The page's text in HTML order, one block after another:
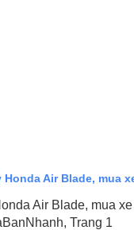
Honda Air Blade, mua
Air Blade, mua
Trang 1